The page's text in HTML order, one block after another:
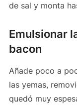
de sal y monta
Emulsionar
bacon
Añade poco a
las yemas,
quedó muy